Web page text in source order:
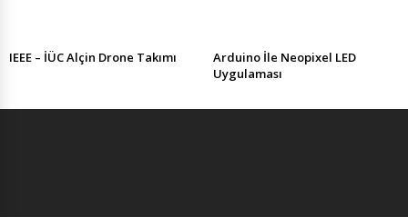
IEEE – İÜC Alçin Drone Takımı
Arduino İle Neopixel LED
Uygulaması